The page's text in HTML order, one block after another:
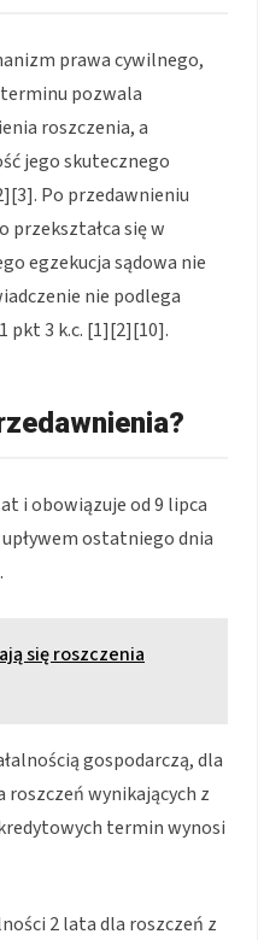
prawa cywilnego,
pozwala
roszczenia, a
jego skutecznego
Po przedawnieniu
przekształca się w
egzekucja sądowa nie
nie podlega
pkt 3 k.c. [1][2][10].
i obowiązuje od 9 lipca
upływem ostatniego dnia
się roszczenia
gospodarczą, dla
roszczeń wynikających z
termin wynosi
2 lata dla roszczeń z